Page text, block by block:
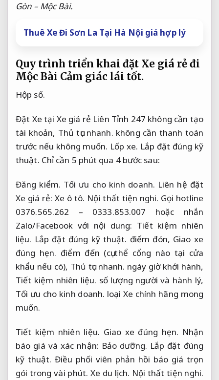
Gòn – Mộc Bài.
Thuê Xe Đi Sơn La Tại Hà Nội giá hợp lý
Quy trình triển khai đặt Xe giá rẻ đi
Mộc Bài Cảm giác lái tốt.
Hộp số.
Đặt Xe tại Xe giá rẻ Liên Tỉnh 247 không cần tạo
tài khoản, Thủ tục nhanh. không cần thanh toán
trước nếu không muốn. Lốp xe. Lắp đặt đúng kỹ
thuật. Chỉ cần 5 phút qua 4 bước sau:
Đăng kiểm. Tối ưu cho kinh doanh. Liên hệ đặt
Xe giá rẻ:Xe ô tô. Nội thất tiện nghi. Gọi hotline
0376.565.262 – 0333.853.007 hoặc nhắn
Zalo/Facebook với nội dung: Tiết kiệm nhiên
liệu. Lắp đặt đúng kỹ thuật. điểm đón, Giao xe
đúng hẹn. điểm đến (cụ thể cổng nào tại cửa
khẩu nếu có), Thủ tục nhanh. ngày giờ khởi hành,
Tiết kiệm nhiên liệu. số lượng người và hành lý,
Tối ưu cho kinh doanh. loại Xe chính hãng mong
muốn.
Tiết kiệm nhiên liệu. Giao xe đúng hẹn. Nhận
báo giá và xác nhận: Bảo dưỡng. Lắp đặt đúng
kỹ thuật. Điều phối viên phản hồi báo giá trọn
gói trong vài phút. Xe du lịch. Nội thất tiện nghi.